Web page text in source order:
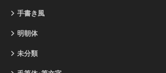
手書き風
明朝体
未分類